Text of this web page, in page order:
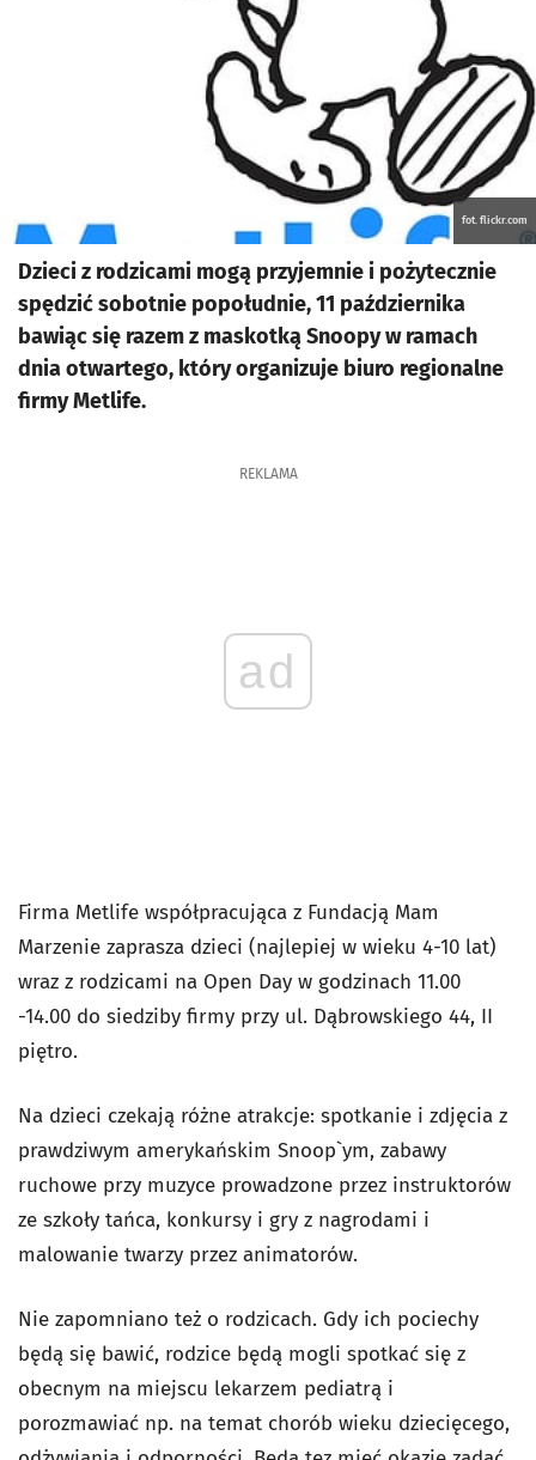
fot. flickr.com
Dzieci z rodzicami mogą przyjemnie i pożytecznie
spędzić sobotnie popołudnie, 11 października
bawiąc się razem z maskotką Snoopy w ramach
dnia otwartego, który organizuje biuro regionalne
firmy Metlife.
REKLAMA
ad
Firma Metlife współpracująca z Fundacją Mam
Marzenie zaprasza dzieci (najlepiej w wieku 4-10 lat)
wraz z rodzicami na Open Day w godzinach 11.00
-14.00 do siedziby firmy przy ul. Dąbrowskiego 44, II
piętro.
Na dzieci czekają różne atrakcje: spotkanie i zdjęcia z
prawdziwym amerykańskim Snoop`ym, zabawy
ruchowe przy muzyce prowadzone przez instruktorów
ze szkoły tańca, konkursy i gry z nagrodami i
malowanie twarzy przez animatorów.
Nie zapomniano też o rodzicach. Gdy ich pociechy
będą się bawić, rodzice będą mogli spotkać się z
obecnym na miejscu lekarzem pediatrą i
porozmawiać np. na temat chorób wieku dziecięcego,